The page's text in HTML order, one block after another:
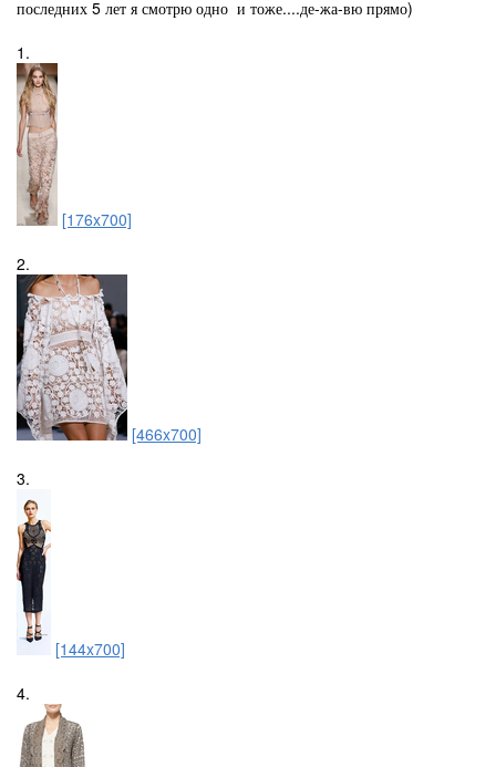
последних 5 лет я смотрю одно и тоже....де-жа-вю прямо)
1.
[176x700]
2.
[466x700]
3.
[144x700]
4.